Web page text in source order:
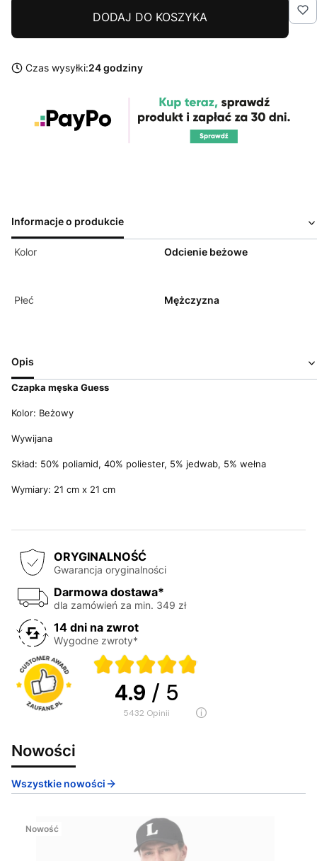
DODAJ DO KOSZYKA
Czas wysyłki:24 godziny
Informacje o produkcie
Kolor Odcienie beżowe
Płeć Mężczyzna
Opis
Czapka męska Guess
Kolor: Beżowy
Wywijana
Skład: 50% poliamid, 40% poliester, 5% jedwab, 5% wełna
Wymiary: 21 cm x 21 cm
ORYGINALNOŚĆ
Gwarancja oryginalności
Darmowa dostawa*
dla zamówień za min. 349 zł
14 dni na zwrot
Wygodne zwroty*
4.9 / 5
5432 opinii
Nowości
Wszystkie nowości
Nowość